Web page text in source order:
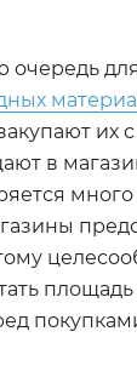
очередь
их с
в
площадь